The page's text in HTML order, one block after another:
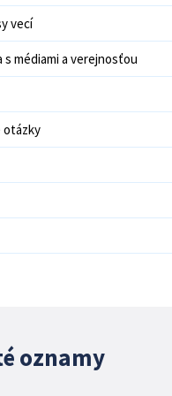
vecí
s médiami a verejnosťou
otázky
oznamy